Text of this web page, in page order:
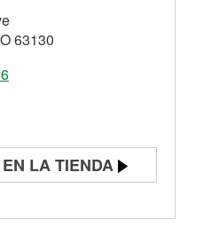
63130
LA TIENDA